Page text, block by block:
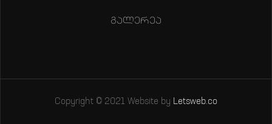
გალერეა
Copyright © 2021 Website by Letsweb.co